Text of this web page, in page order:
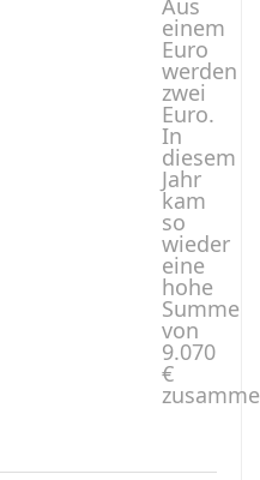
Aus
einem
Euro
werden
zwei
Euro.
In
diesem
Jahr
kam
so
wieder
eine
hohe
Summe
von
9.070
€